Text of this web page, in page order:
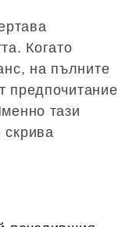
Когато
на пълните
предпочитание
тази